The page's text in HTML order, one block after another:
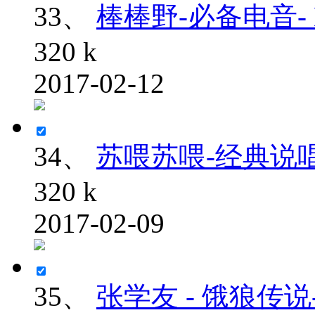
33、
棒棒野-必备电音-
320 k
2017-02-12
34、
苏喂苏喂-经典说
320 k
2017-02-09
35、
张学友 - 饿狼传